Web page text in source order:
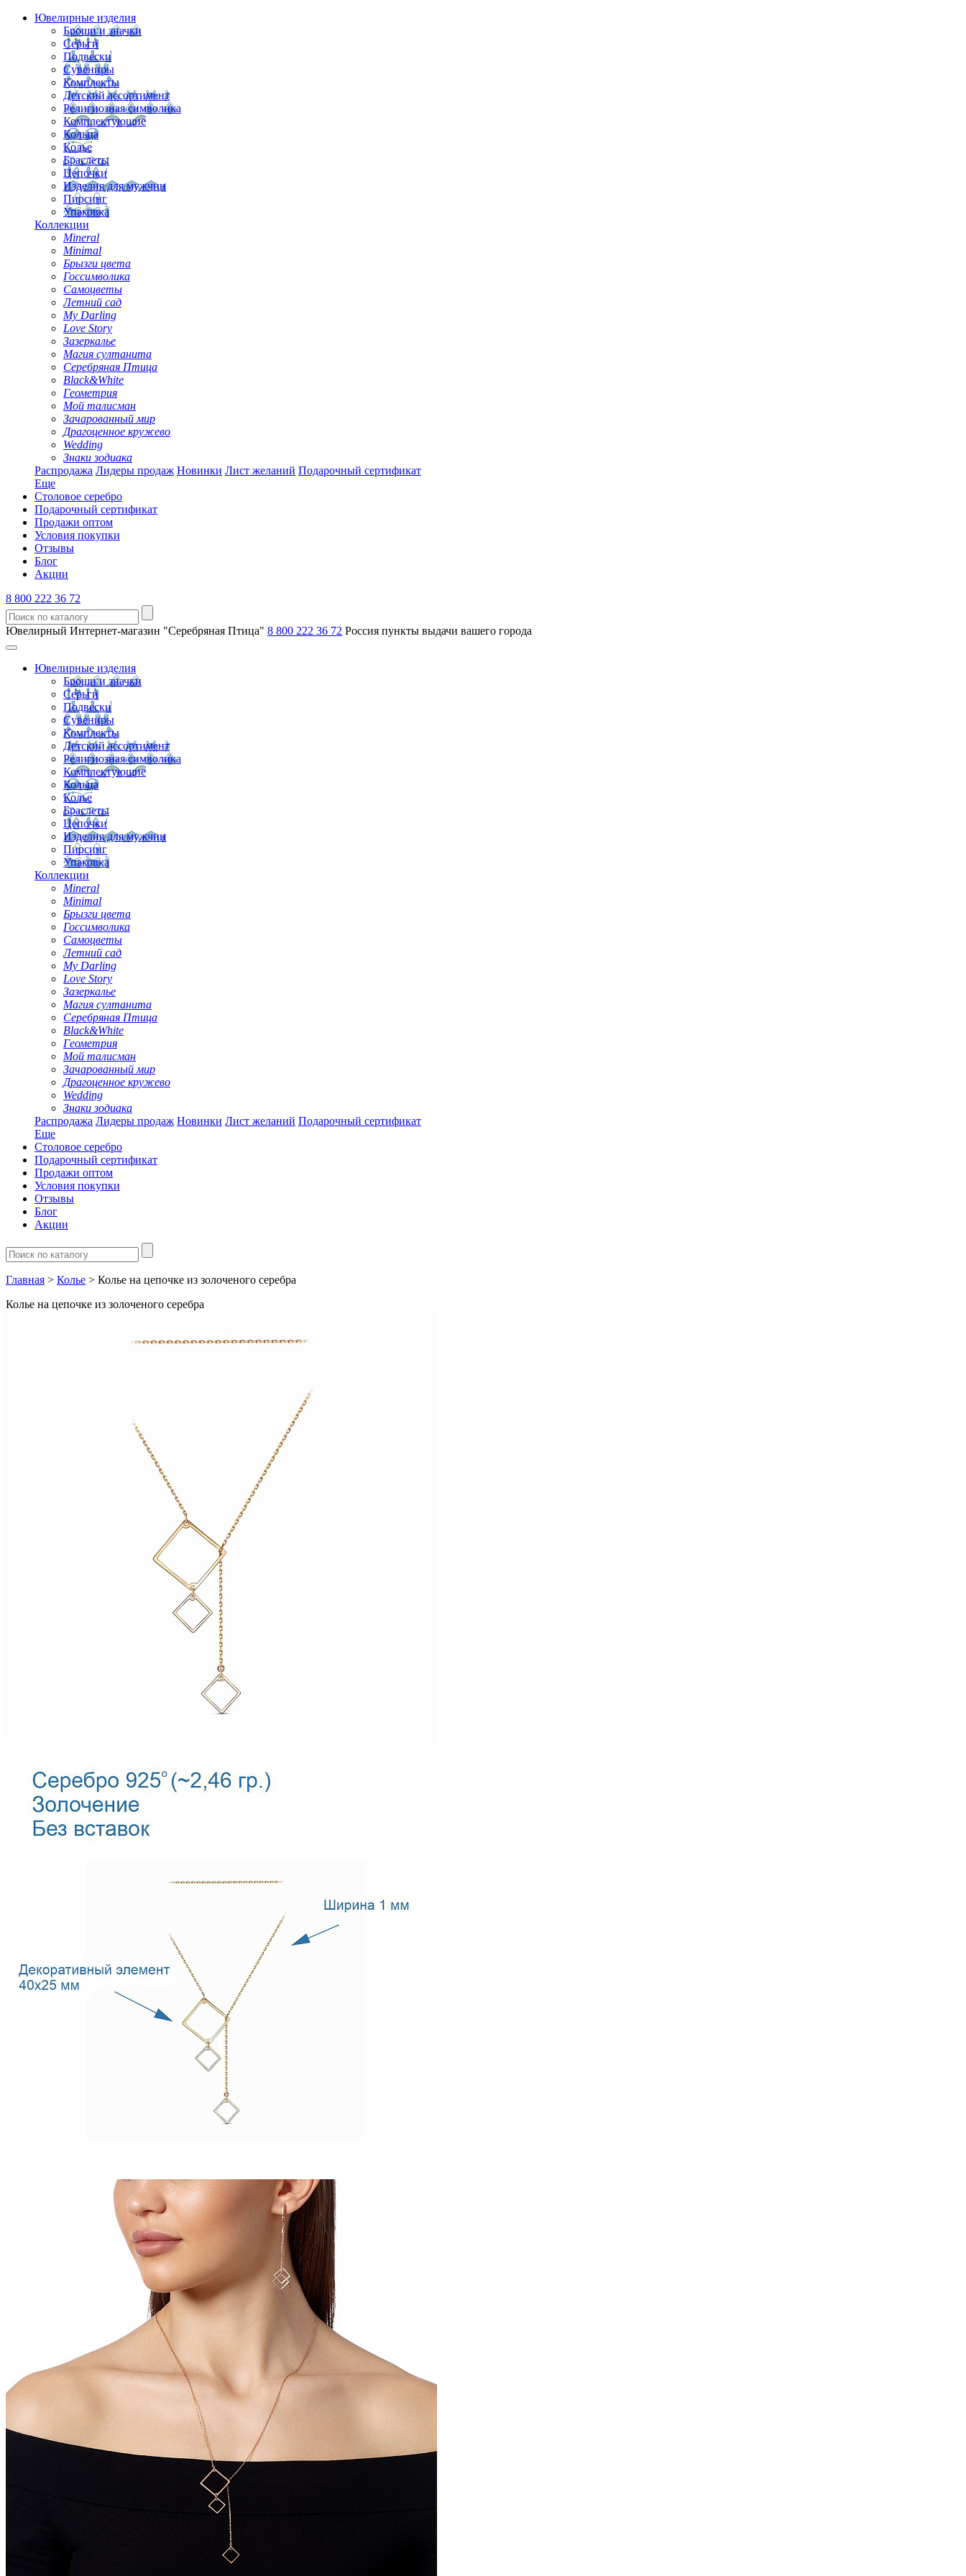
Ювелирные изделия
Броши и значки
Серьги
Подвески
Сувениры
Комплекты
Детский ассортимент
Религиозная символика
Комплектующие
Кольца
Колье
Браслеты
Цепочки
Изделия для мужчин
Пирсинг
Упаковка
Коллекции
Mineral
Minimal
Брызги цвета
Госсимволика
Самоцветы
Летний сад
My Darling
Love Story
Зазеркалье
Магия султанита
Серебряная Птица
Black&White
Геометрия
Мой талисман
Зачарованный мир
Драгоценное кружево
Wedding
Знаки зодиака
Распродажа Лидеры продаж Новинки Лист желаний Подарочный сертификат
Еще
Столовое серебро
Подарочный сертификат
Продажи оптом
Условия покупки
Отзывы
Блог
Акции
8 800 222 36 72
Ювелирный Интернет-магазин "Серебряная Птица" 8 800 222 36 72 Россия пункты выдачи вашего города
Ювелирные изделия
Броши и значки
Серьги
Подвески
Сувениры
Комплекты
Детский ассортимент
Религиозная символика
Комплектующие
Кольца
Колье
Браслеты
Цепочки
Изделия для мужчин
Пирсинг
Упаковка
Коллекции
Mineral
Minimal
Брызги цвета
Госсимволика
Самоцветы
Летний сад
My Darling
Love Story
Зазеркалье
Магия султанита
Серебряная Птица
Black&White
Геометрия
Мой талисман
Зачарованный мир
Драгоценное кружево
Wedding
Знаки зодиака
Распродажа Лидеры продаж Новинки Лист желаний Подарочный сертификат
Еще
Столовое серебро
Подарочный сертификат
Продажи оптом
Условия покупки
Отзывы
Блог
Акции
Главная > Колье > Колье на цепочке из золоченого серебра
Колье на цепочке из золоченого серебра